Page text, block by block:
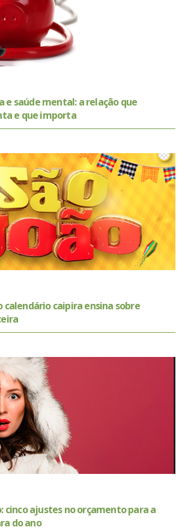
e saúde mental: a relação que
e que importa
calendário caipira ensina sobre
cinco ajustes no orçamento para a
do ano